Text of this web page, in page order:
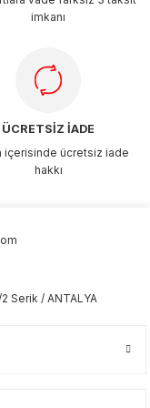
imkanı
ÜCRETSİZ İADE
içerisinde ücretsiz iade
hakkı
Serik / ANTALYA